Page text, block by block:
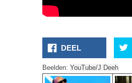
DEEL
Beelden: YouTube/J Deeh